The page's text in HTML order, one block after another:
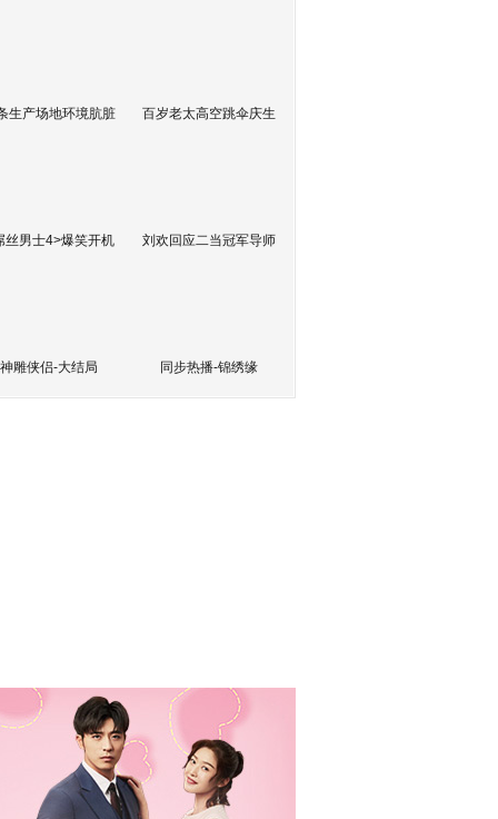
生产场地环境肮脏 百岁老太高空跳伞庆生
丝男士4>爆笑开机 刘欢回应二当冠军导师
神雕侠侣-大结局 同步热播-锦绣缘